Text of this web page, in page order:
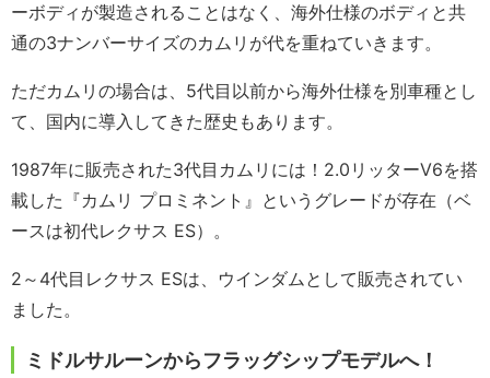
ーボディが製造されることはなく、海外仕様のボディと共
通の3ナンバーサイズのカムリが代を重ねていきます。
ただカムリの場合は、5代目以前から海外仕様を別車種とし
て、国内に導入してきた歴史もあります。
1987年に販売された3代目カムリには！2.0リッターV6を搭
載した『カムリ プロミネント』というグレードが存在（ベ
ースは初代レクサス ES）。
2～4代目レクサス ESは、ウインダムとして販売されてい
ました。
ミドルサルーンからフラッグシップモデルへ！